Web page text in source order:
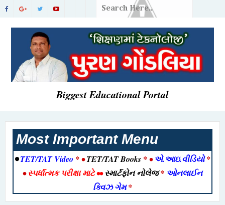
Biggest Educational Portal
Most Important Menu
•TET/TAT Video * •TET/TAT Books * •એ.આઇ.વીડિયો*
•સ્પર્ધાત્મક પરીક્ષા માટે••સ્માર્ટફોન નોલેજ* ઓનલાઈન
ક્વિઝ ગેમ*